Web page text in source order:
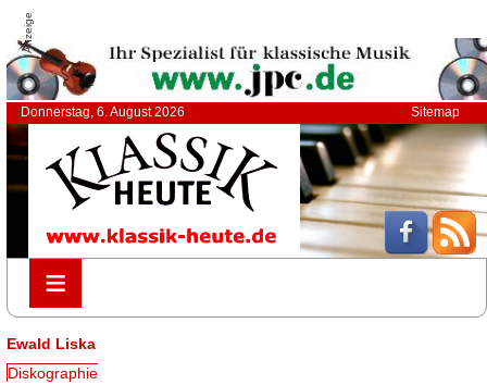
Anzeige
Donnerstag, 6. August 2026 Sitemap
≡
≡
Ewald Liska
Diskographie